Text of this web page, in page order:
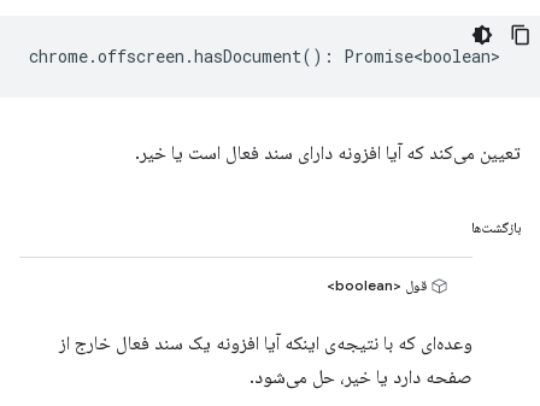
chrome.offscreen .hasDocument() : Promise<boolean>
تعیین می‌کند که آیا افزونه دارای سند فعال است یا خیر.
بازگشت‌ها
قول <boolean>
وعده‌ای که با نتیجه‌ی اینکه آیا افزونه یک سند فعال خارج از
صفحه دارد یا خیر، حل می‌شود.